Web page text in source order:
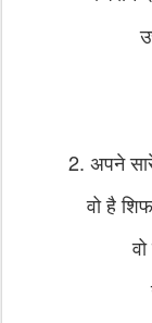
2. अपने
वो है